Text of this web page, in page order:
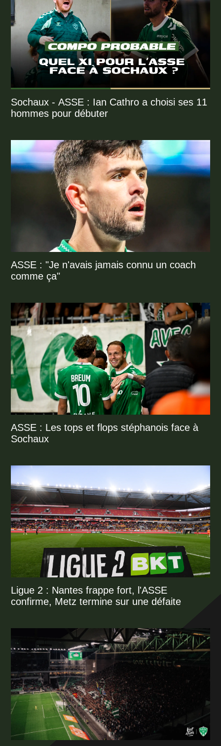
Sochaux - ASSE : Ian Cathro a choisi ses 11
hommes pour débuter
ASSE : "Je n'avais jamais connu un coach
comme ça"
ASSE : Les tops et flops stéphanois face à
Sochaux
Ligue 2 : Nantes frappe fort, l'ASSE
confirme, Metz termine sur une défaite